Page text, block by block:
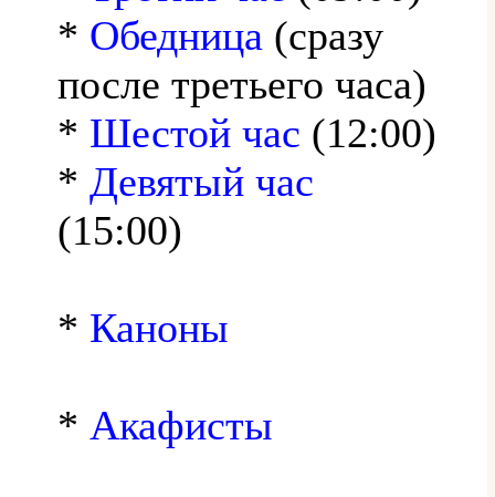
* Обедница (сразу
после третьего часа)
* Шестой час (12:00)
* Девятый час
(15:00)
* Каноны
* Акафисты